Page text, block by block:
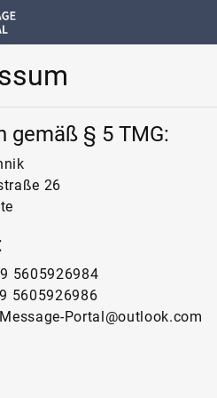
gemäß § 5 TMG:
26
5605926984
5605926986
Portal@outlook.com